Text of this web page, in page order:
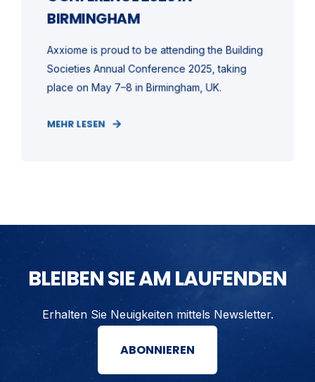
BIRMINGHAM
Axxiome is proud to be attending the Building
Societies Annual Conference 2025, taking
place on May 7–8 in Birmingham, UK.
MEHR LESEN
BLEIBEN SIE AM LAUFENDEN
Erhalten Sie Neuigkeiten mittels Newsletter.
ABONNIEREN